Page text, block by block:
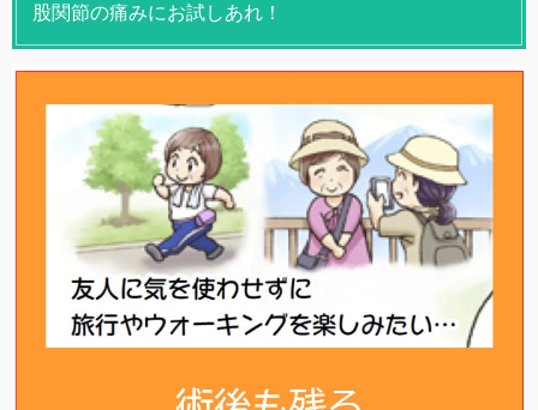
股関節の痛みにお試しあれ！